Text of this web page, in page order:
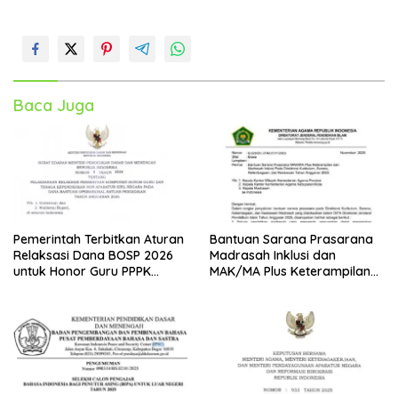
Baca Juga
Pemerintah Terbitkan Aturan
Relaksasi Dana BOSP 2026
untuk Honor Guru PPPK
Bantuan Sarana Prasarana
Madrasah Inklusi dan
MAK/MA Plus Keterampilan